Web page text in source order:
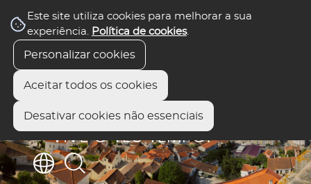
Este site utiliza cookies para melhorar a sua
experiência. Política de cookies.
Personalizar cookies
Aceitar todos os cookies
Desativar cookies não essenciais